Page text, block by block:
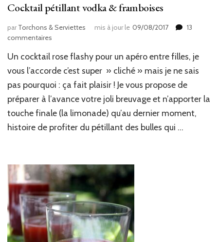
Cocktail pétillant vodka & framboises
par Torchons & Serviettes mis à jour le 09/08/2017
13
commentaires
pétillant
vodka
framboises
Un cocktail rose flashy pour un apéro entre filles, je
vous l’accorde c’est super » cliché » mais je ne sais
pas pourquoi : ça fait plaisir ! Je vous propose de
préparer à l’avance votre joli breuvage et n’apporter la
touche finale (la limonade) qu’au dernier moment,
histoire de profiter du pétillant des bulles qui …